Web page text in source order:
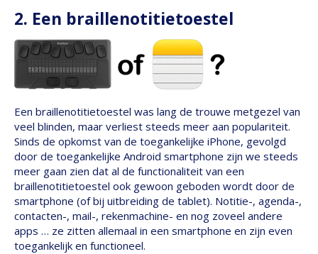
2. Een braillenotitietoestel
Een braillenotitietoestel was lang de trouwe metgezel van
veel blinden, maar verliest steeds meer aan populariteit.
Sinds de opkomst van de toegankelijke iPhone, gevolgd
door de toegankelijke Android smartphone zijn we steeds
meer gaan zien dat al de functionaliteit van een
braillenotitietoestel ook gewoon geboden wordt door de
smartphone (of bij uitbreiding de tablet). Notitie-, agenda-,
contacten-, mail-, rekenmachine- en nog zoveel andere
apps … ze zitten allemaal in een smartphone en zijn even
toegankelijk en functioneel.